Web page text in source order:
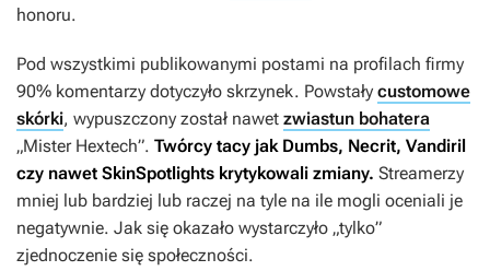
honoru.
Pod wszystkimi publikowanymi postami na profilach firmy
90% komentarzy dotyczyło skrzynek. Powstały customowe
skórki, wypuszczony został nawet zwiastun bohatera
„Mister Hextech”. Twórcy tacy jak Dumbs, Necrit, Vandiril
czy nawet SkinSpotlights krytykowali zmiany. Streamerzy
mniej lub bardziej lub raczej na tyle na ile mogli oceniali je
negatywnie. Jak się okazało wystarczyło „tylko”
zjednoczenie się społeczności.